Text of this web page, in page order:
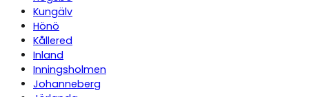
Kungälv
Hönö
Kållered
Inland
Inningsholmen
Johanneberg